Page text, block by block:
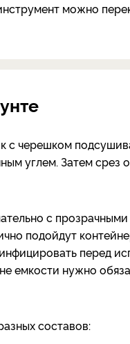
можно
с черешком
углем. Затем срез
с прозрачными
подойдут
перед
емкости нужно
составов: